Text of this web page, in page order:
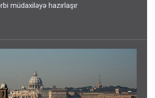
müdaxiləyə hazırlaşır